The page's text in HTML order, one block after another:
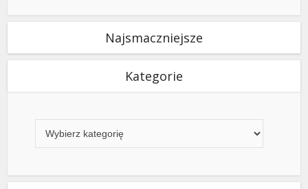
Najsmaczniejsze
Kategorie